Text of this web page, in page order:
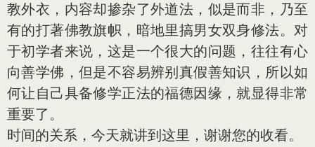
教外衣，内容却掺杂了外道法，似是而非，乃至
有的打著佛教旗帜，暗地里搞男女双身修法。对
于初学者来说，这是一个很大的问题，往往有心
向善学佛，但是不容易辨别真假善知识，所以如
何让自己具备修学正法的福德因缘，就显得非常
重要了。
时间的关系，今天就讲到这里，谢谢您的收看。